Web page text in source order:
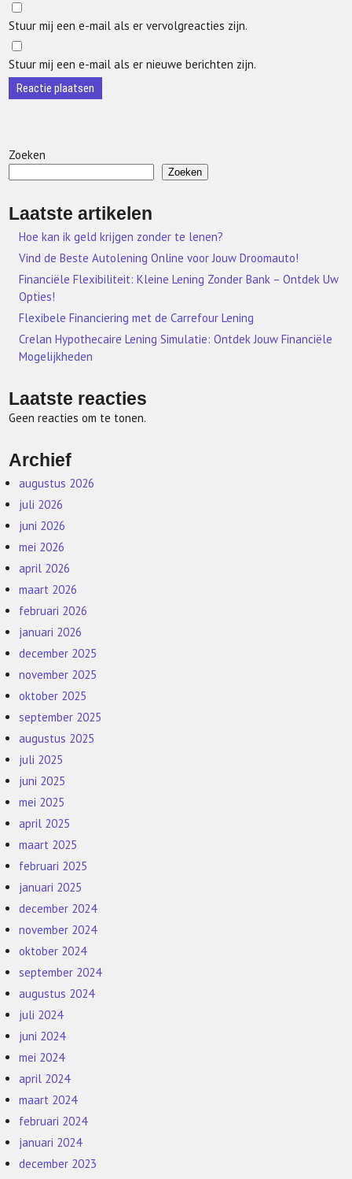
Stuur mij een e-mail als er vervolgreacties zijn.
Stuur mij een e-mail als er nieuwe berichten zijn.
Zoeken
Zoeken
Laatste artikelen
Hoe kan ik geld krijgen zonder te lenen?
Vind de Beste Autolening Online voor Jouw Droomauto!
Financiële Flexibiliteit: Kleine Lening Zonder Bank – Ontdek Uw
Opties!
Flexibele Financiering met de Carrefour Lening
Crelan Hypothecaire Lening Simulatie: Ontdek Jouw Financiële
Mogelijkheden
Laatste reacties
Geen reacties om te tonen.
Archief
augustus 2026
juli 2026
juni 2026
mei 2026
april 2026
maart 2026
februari 2026
januari 2026
december 2025
november 2025
oktober 2025
september 2025
augustus 2025
juli 2025
juni 2025
mei 2025
april 2025
maart 2025
februari 2025
januari 2025
december 2024
november 2024
oktober 2024
september 2024
augustus 2024
juli 2024
juni 2024
mei 2024
april 2024
maart 2024
februari 2024
januari 2024
december 2023